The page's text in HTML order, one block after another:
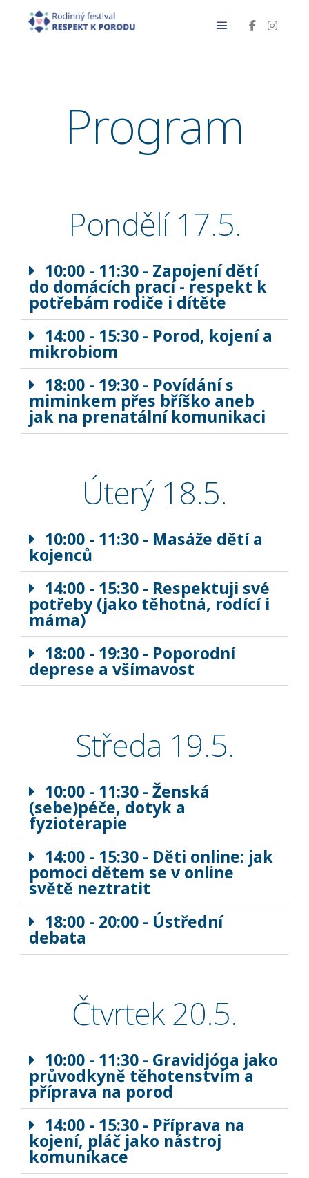
Program
Pondělí 17.5.
10:00 - 11:30 - Zapojení dětí
do domácích prací - respekt k
potřebám rodiče i dítěte
14:00 - 15:30 - Porod, kojení a
mikrobiom
18:00 - 19:30 - Povídání s
miminkem přes bříško aneb
jak na prenatální komunikaci
Úterý 18.5.
10:00 - 11:30 - Masáže dětí a
kojenců
14:00 - 15:30 - Respektuji své
potřeby (jako těhotná, rodící i
máma)
18:00 - 19:30 - Poporodní
deprese a všímavost
Středa 19.5.
10:00 - 11:30 - Ženská
(sebe)péče, dotyk a
fyzioterapie
14:00 - 15:30 - Děti online: jak
pomoci dětem se v online
světě neztratit
18:00 - 20:00 - Ústřední
debata
Čtvrtek 20.5.
10:00 - 11:30 - Gravidjóga jako
průvodkyně těhotenstvím a
příprava na porod
14:00 - 15:30 - Příprava na
kojení, pláč jako nástroj
komunikace